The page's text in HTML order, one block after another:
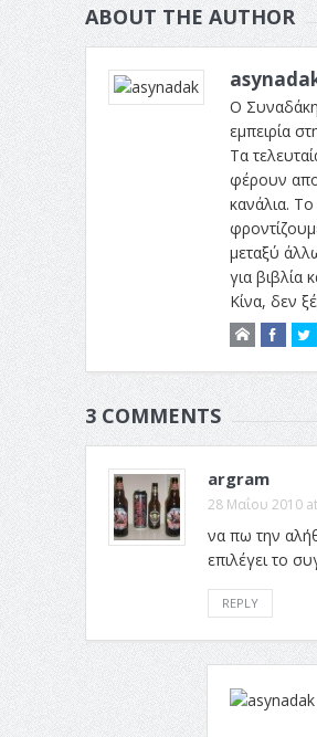
ABOUT THE AUTHOR
Ο
εμπειρία
Τα
φέρουν
κανάλια.
μεταξύ
για βιβλία
Κίνα, δεν
3 COMMENTS
argram
28 Μαΐου 2010
να πω την
επιλέγει το
REPLY